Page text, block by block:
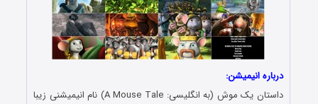
درباره انیمیشن:
داستان یک موش (به انگلیسی: A Mouse Tale) نام انیمیشنی زیبا